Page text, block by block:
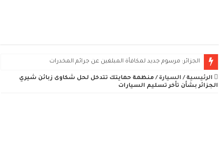
الجزائر: مرسوم جديد لمكافأة المبلغين عن جرائم المخدرات
الرئيسية / السيارة / منظمة حمايتك تتدخل لحل شكاوى زبائن شيري
الجزائر بشأن تأخر تسليم السيارات